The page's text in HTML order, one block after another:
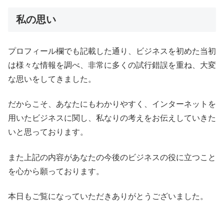
私の思い
プロフィール欄でも記載した通り、ビジネスを初めた当初
は様々な情報を調べ、非常に多くの試行錯誤を重ね、大変
な思いをしてきました。
だからこそ、あなたにもわかりやすく、インターネットを
用いたビジネスに関し、私なりの考えをお伝えしていきた
いと思っております。
また上記の内容があなたの今後のビジネスの役に立つこと
を心から願っております。
本日もご覧になっていただきありがとうございました。